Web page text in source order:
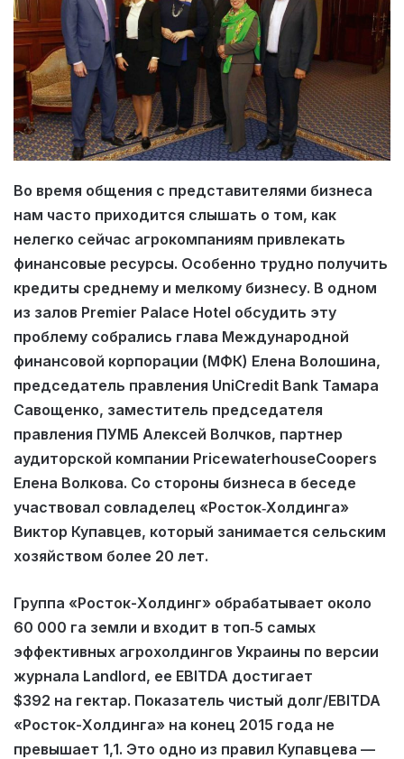
Во время общения с представителями бизнеса
нам часто приходится слышать о том, как
нелегко сейчас агрокомпаниям привлекать
финансовые ресурсы. Особенно трудно получить
кредиты среднему и мелкому бизнесу. В одном
из залов Premier Palace Hotel обсудить эту
проблему собрались глава Международной
финансовой корпорации (МФК) Елена Волошина,
председатель правления UniCredit Bank Тамара
Савощенко, заместитель председателя
правления ПУМБ Алексей Волчков, партнер
аудиторской компании PricewaterhouseCoopers
Елена Волкова. Со стороны бизнеса в беседе
участвовал совладелец «Росток‑Холдинга»
Виктор Купавцев, который занимается сельским
хозяйством более 20 лет.
Группа «Росток-Холдинг» обрабатывает около
60 000 га земли и входит в топ‑5 самых
эффективных агрохолдингов Украины по версии
журнала Landlord, ее EBITDA достигает
$392 на гектар. Показатель чистый долг/EBITDA
«Росток-Холдинга» на конец 2015 года не
превышает 1,1. Это одно из правил Купавцева —